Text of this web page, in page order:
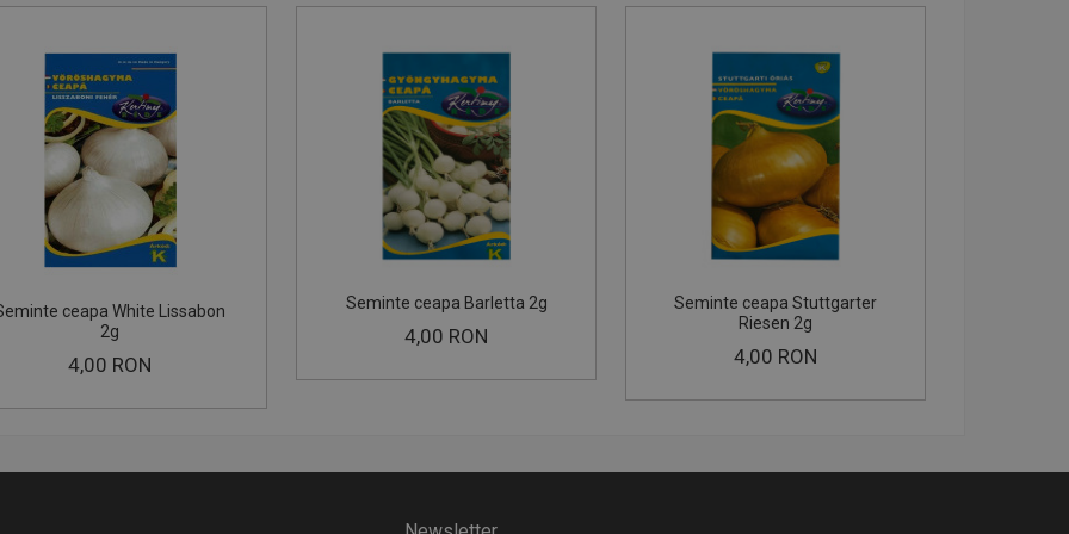
ceapa White Lissabon
2g
4,00 RON
Seminte ceapa Barletta 2g
4,00 RON
Seminte ceapa Stuttgarter
Riesen 2g
4,00 RON